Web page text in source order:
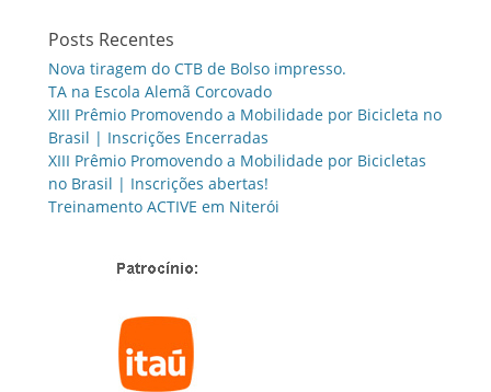
Posts Recentes
Nova tiragem do CTB de Bolso impresso.
TA na Escola Alemã Corcovado
XIII Prêmio Promovendo a Mobilidade por Bicicleta no
Brasil | Inscrições Encerradas
XIII Prêmio Promovendo a Mobilidade por Bicicletas
no Brasil | Inscrições abertas!
Treinamento ACTIVE em Niterói